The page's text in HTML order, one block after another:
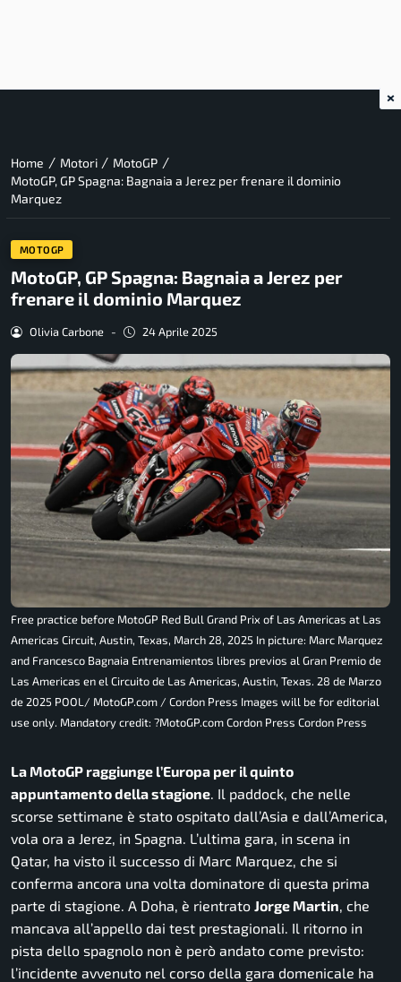
Home / Motori / MotoGP /
MotoGP, GP Spagna: Bagnaia a Jerez per frenare il dominio
Marquez
MOTOGP
MotoGP, GP Spagna: Bagnaia a Jerez per
frenare il dominio Marquez
Olivia Carbone - 24 Aprile 2025
Free practice before MotoGP Red Bull Grand Prix of Las Americas at Las
Americas Circuit, Austin, Texas, March 28, 2025 In picture: Marc Marquez
and Francesco Bagnaia Entrenamientos libres previos al Gran Premio de
Las Americas en el Circuito de Las Americas, Austin, Texas. 28 de Marzo
de 2025 POOL/ MotoGP.com / Cordon Press Images will be for editorial
use only. Mandatory credit: ?MotoGP.com Cordon Press Cordon Press
La MotoGP raggiunge l’Europa per il quinto
appuntamento della stagione. Il paddock, che nelle
scorse settimane è stato ospitato dall’Asia e dall’America,
vola ora a Jerez, in Spagna. L’ultima gara, in scena in
Qatar, ha visto il successo di Marc Marquez, che si
conferma ancora una volta dominatore di questa prima
parte di stagione. A Doha, è rientrato Jorge Martin, che
mancava all’appello dai test prestagionali. Il ritorno in
pista dello spagnolo non è però andato come previsto:
l’incidente avvenuto nel corso della gara domenicale ha
×